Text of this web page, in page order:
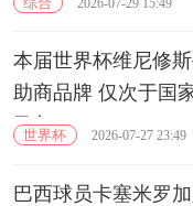
本届世界杯维尼修
助商品牌 仅次于国
马尔
世界杯 2026-07-27 23:49
巴西球员卡塞米罗